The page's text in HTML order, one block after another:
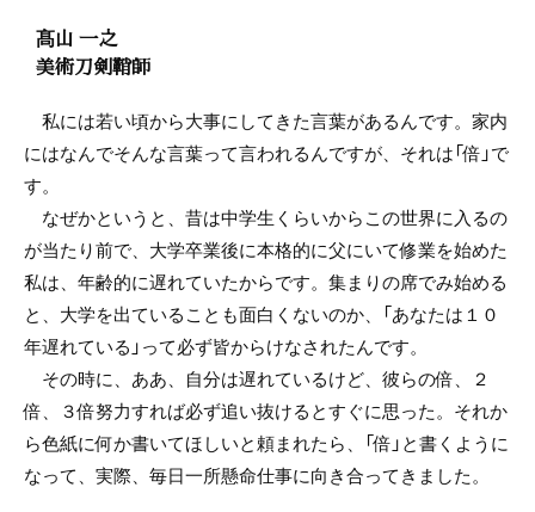
髙山 一之
美術刀剣鞘師
私には若い頃から大事にしてきた言葉があるんです。家内
にはなんでそんな言葉って言われるんですが、それは「倍」で
す。
なぜかというと、昔は中学生くらいからこの世界に入るの
が当たり前で、大学卒業後に本格的に父にいて修業を始めた
私は、年齢的に遅れていたからです。集まりの席でみ始める
と、大学を出ていることも面白くないのか、「あなたは１０
年遅れている」って必ず皆からけなされたんです。
その時に、ああ、自分は遅れているけど、彼らの倍、２
倍、３倍努力すれば必ず追い抜けるとすぐに思った。それか
ら色紙に何か書いてほしいと頼まれたら、「倍」と書くように
なって、実際、毎日一所懸命仕事に向き合ってきました。